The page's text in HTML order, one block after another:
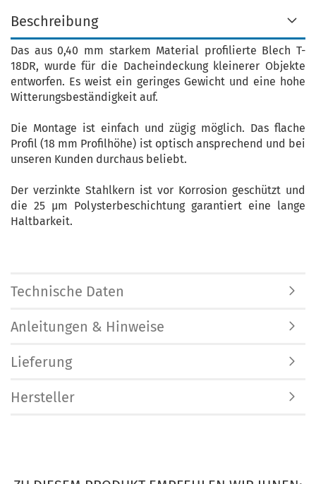
Beschreibung
Das aus 0,40 mm starkem Material profilierte Blech T-
18DR, wurde für die Dacheindeckung kleinerer Objekte
entworfen. Es weist ein geringes Gewicht und eine hohe
Witterungsbeständigkeit auf.
Die Montage ist einfach und zügig möglich. Das flache
Profil (18 mm Profilhöhe) ist optisch ansprechend und bei
unseren Kunden durchaus beliebt.
Der verzinkte Stahlkern ist vor Korrosion geschützt und
die 25 µm Polysterbeschichtung garantiert eine lange
Haltbarkeit.
Technische Daten
Anleitungen & Hinweise
Lieferung
Hersteller